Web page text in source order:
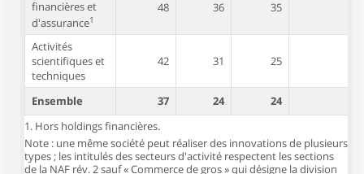
financières et
d'assurance1
48 36 35
Activités
scientifiques et
techniques
42 31 25
Ensemble 37 24 24
1. Hors holdings financières.
Note : une même société peut réaliser des innovations de plusieurs
types ; les intitulés des secteurs d'activité respectent les sections
de la NAF rév. 2 sauf « Commerce de gros » qui désigne la division